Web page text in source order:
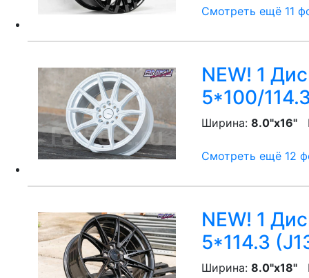
Смотреть ещё 11
NEW! 1
5*100/
Ширина: 8.0"x16"
Смотреть ещё 12
NEW! 1
5*114.3
Ширина: 8.0"x18"